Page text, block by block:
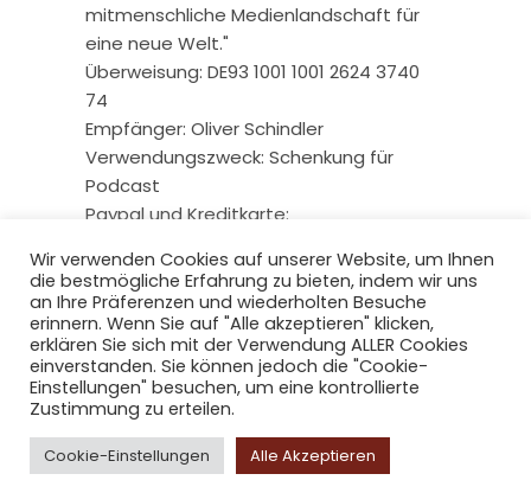
mitmenschliche Medienlandschaft für
eine neue Welt."
Überweisung: DE93 1001 1001 2624 3740
74
Empfänger: Oliver Schindler
Verwendungszweck: Schenkung für
Podcast
Paypal und Kreditkarte:
Copyright © 2026 radio-berliner-
morgenroete.de. All Rights Reserved.
Wir verwenden Cookies auf unserer Website, um Ihnen
die bestmögliche Erfahrung zu bieten, indem wir uns
an Ihre Präferenzen und wiederholten Besuche
erinnern. Wenn Sie auf "Alle akzeptieren" klicken,
erklären Sie sich mit der Verwendung ALLER Cookies
einverstanden. Sie können jedoch die "Cookie-
Einstellungen" besuchen, um eine kontrollierte
Zustimmung zu erteilen.
Cookie-Einstellungen Alle Akzeptieren